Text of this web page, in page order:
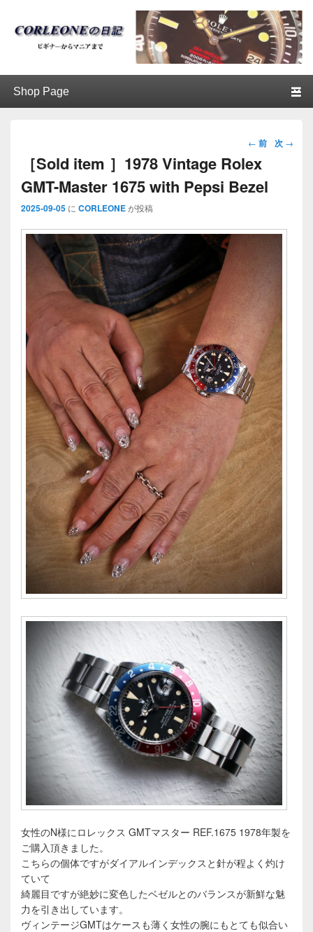
ブログ / アンティークロレックス
│CORLEONE
投稿ナビ
← 前 次 →
［Sold item ］1978 Vintage Rolex
GMT-Master 1675 with Pepsi Bezel
2025-09-05 に CORLEONEが投稿
女性のN様にロレックス GMTマスター REF.1675 1978年製を
ご購入頂きました。
こちらの個体ですがダイアルインデックスと針が程よく灼け
ていて
綺麗目ですが絶妙に変色したベゼルとのバランスが新鮮な魅
力を引き出しています。
ヴィンテージGMTはケースも薄く女性の腕にもとても似合い